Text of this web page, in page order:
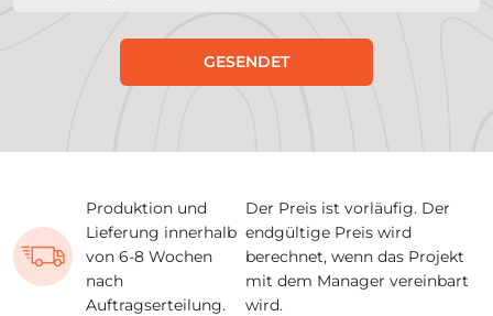
GESENDET
Produktion und
Lieferung innerhalb
von 6-8 Wochen
nach
Auftragserteilung.
Der Preis ist vorläufig. Der
endgültige Preis wird
berechnet, wenn das Projekt
mit dem Manager vereinbart
wird.